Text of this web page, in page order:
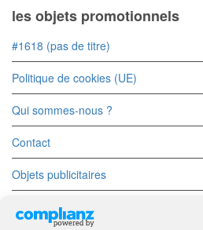
les objets promotionnels
#1618 (pas de titre)
Politique de cookies (UE)
Qui sommes-nous ?
Contact
Objets publicitaires
Objets Divers